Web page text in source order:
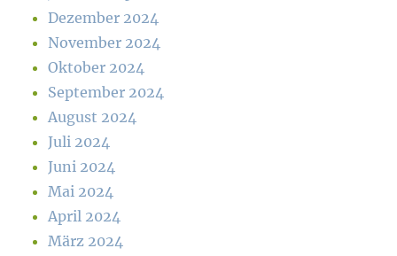
Dezember 2024
November 2024
Oktober 2024
September 2024
August 2024
Juli 2024
Juni 2024
Mai 2024
April 2024
März 2024